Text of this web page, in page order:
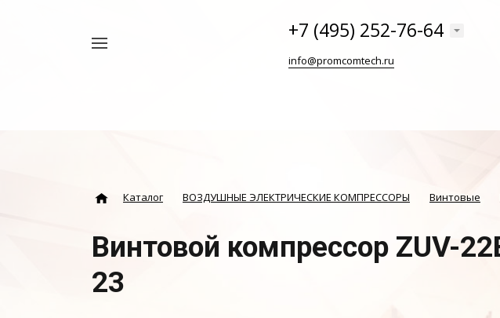
+7 (495) 252-76-64
info@promcomtech.ru
Каталог ВОЗДУШНЫЕ ЭЛЕКТРИЧЕСКИЕ КОМПРЕССОРЫ Винтовые
Винтовой компрессор ZUV-
23